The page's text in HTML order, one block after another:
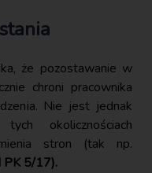
że pozostawanie w
chroni pracownika
Nie jest jednak
okolicznościach
stron (tak np.
PK 5/17).